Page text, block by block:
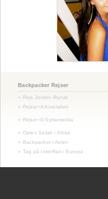
Backpacker Rejser
» Rejs Jorden Rundt
» Rejser til Australien
» Rejser til Sydamerika
» Oplev Safari i Afrika
» Backpacker i Asien
» Tag på InterRail i Europa